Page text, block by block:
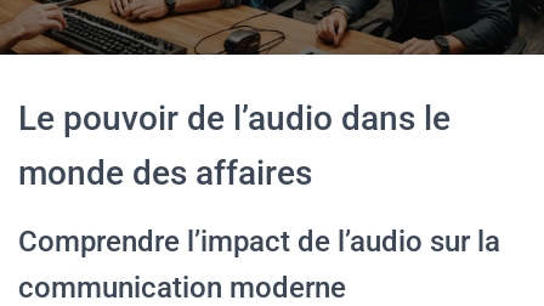
Le pouvoir de l’audio dans le
monde des affaires
Comprendre l’impact de l’audio sur la
communication moderne